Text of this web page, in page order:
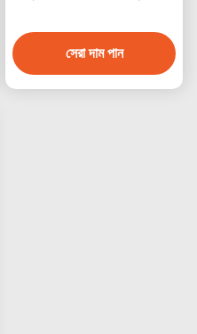
সেরা দাম পান